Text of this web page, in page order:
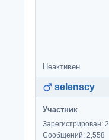
Неактивен
selenscy
Участник
Зарегистрирован:
Сообщений: 2,558